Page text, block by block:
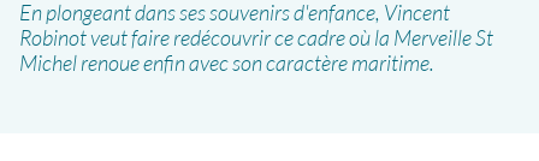
En plongeant dans ses souvenirs d'enfance, Vincent
Robinot veut faire redécouvrir ce cadre où la Merveille St
Michel renoue enfin avec son caractère maritime.